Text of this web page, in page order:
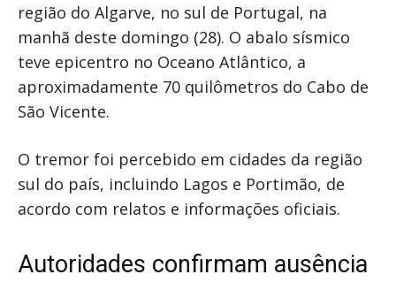
região do Algarve, no sul de Portugal, na
manhã deste domingo (28). O abalo sísmico
teve epicentro no Oceano Atlântico, a
aproximadamente 70 quilômetros do Cabo de
São Vicente.
O tremor foi percebido em cidades da região
sul do país, incluindo Lagos e Portimão, de
acordo com relatos e informações oficiais.
Autoridades confirmam ausência